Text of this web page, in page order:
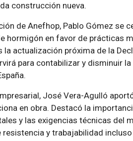
construcción nueva.
de Anefhop, Pablo Gómez se
hormigón en favor de prácticas
la actualización próxima de la
para contabilizar y disminuir
José Vera-Agulló
en obra. Destacó la
y las exigencias técnicas del
resistencia y trabajabilidad